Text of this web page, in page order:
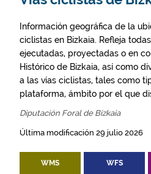
Información geográfica de la
ciclistas en Bizkaia. Refleja
ejecutadas, proyectadas o en
Histórico de Bizkaia, así como
a las vías ciclistas, tales como
plataforma, ámbito por el que
Diputación Foral de Bizkaia
Última modificación 29 julio 2026
WMS WFS